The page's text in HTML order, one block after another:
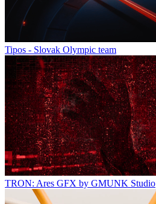
Tipos - Slovak Olympic team
TRON: Ares GFX by GMUNK Studio